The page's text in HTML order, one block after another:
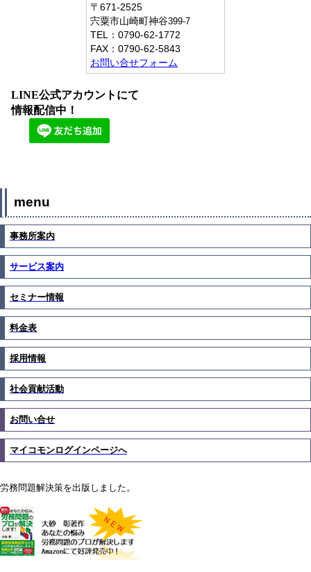
〒671-2525
宍粟市山崎町神谷399-7
TEL： 0790-62-1772
FAX： 0790-62-5843
お問い合せフォーム
LINE公式アカウントにて
情報配信中！
menu
事務所案内
サービス案内
セミナー情報
料金表
採用情報
社会貢献活動
お問い合せ
マイコモンログインページへ
労務問題解決策を出版しました。